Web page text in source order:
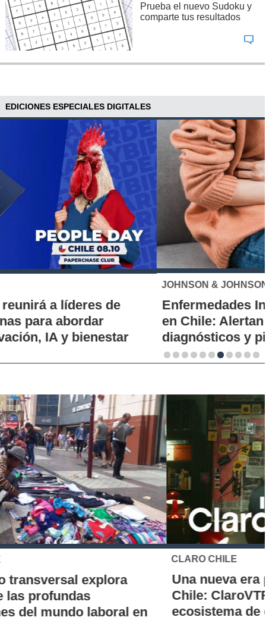
Fuente: Consultora inmobiliaria Colliers International
Chile
Prueba el nuevo Sudoku y
comparte tus resultados
EDICIONES ESPECIALES DIGITALES
Enfermedades Inflamatorias Intestinales
en Chile: Alertan por demoras en los
diagnósticos y piden ampliar acceso
Una nueva era para el streaming en
Chile: ClaroVTR integra Netflix a su
ecosistema de entretenimiento